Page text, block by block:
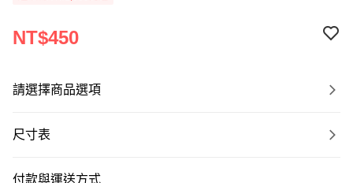
NT$450
請選擇商品選項
尺寸表
付款與運送方式